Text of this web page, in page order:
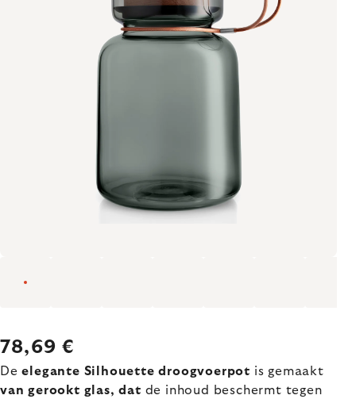
78,69 €
Deelegante Silhouette droogvoerpot is gemaakt
van gerookt glas, dat de inhoud beschermt tegen